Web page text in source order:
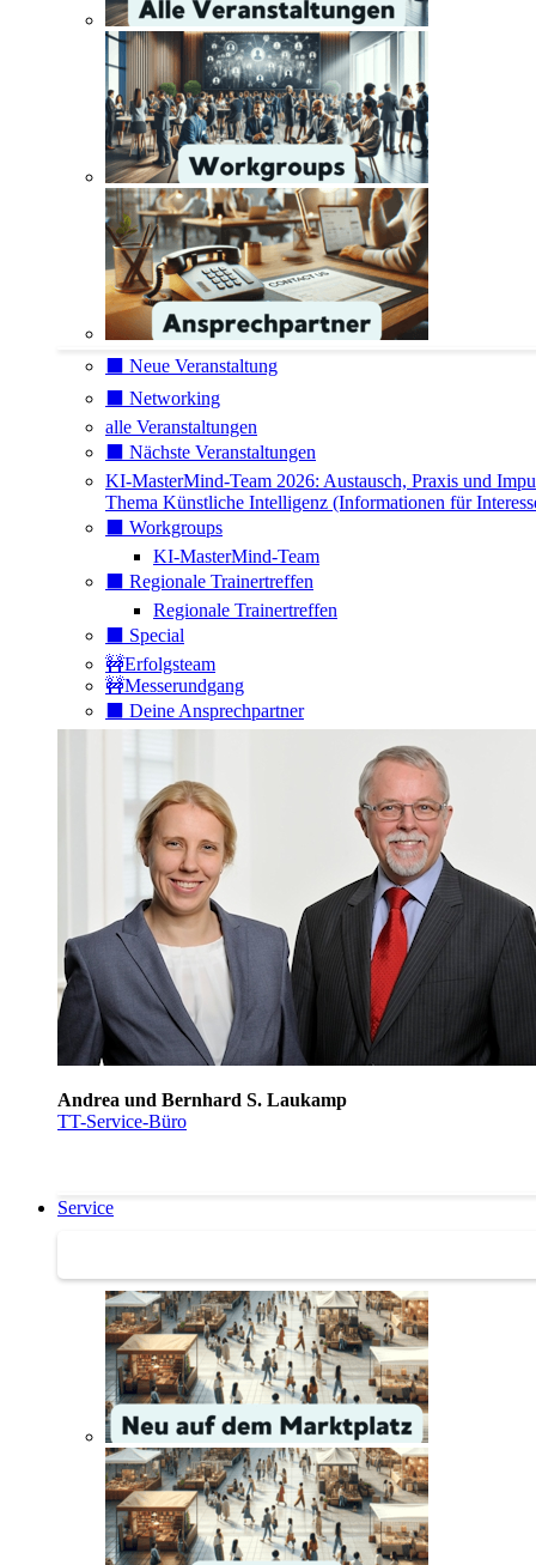
⬛️ Neue Veranstaltung
⬛️ Networking
alle Veranstaltungen
⬛️ Nächste Veranstaltungen
KI-MasterMind-Team 2026: Austausch, Praxis und
Thema Künstliche Intelligenz (Informationen für
⬛️ Workgroups
KI-MasterMind-Team
⬛️ Regionale Trainertreffen
Regionale Trainertreffen
⬛️ Special
🚧Erfolgsteam
🚧Messerundgang
⬛️ Deine Ansprechpartner
Andrea und Bernhard S. Laukamp
TT-Service-Büro
Service